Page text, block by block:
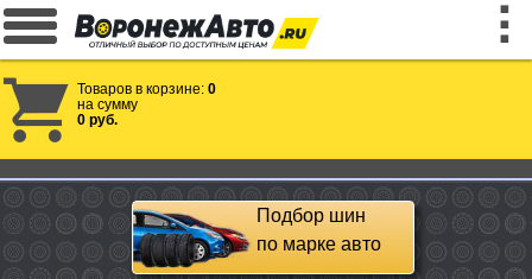
Товаров в корзине: 0
на сумму
0 руб.
Подбор шин
по марке авто